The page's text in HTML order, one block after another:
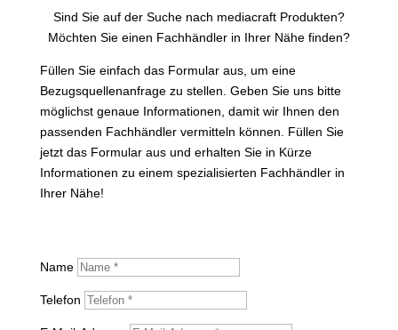
Sind Sie auf der Suche nach mediacraft Produkten?
Möchten Sie einen Fachhändler in Ihrer Nähe finden?
Füllen Sie einfach das Formular aus, um eine
Bezugsquellenanfrage zu stellen. Geben Sie uns bitte
möglichst genaue Informationen, damit wir Ihnen den
passenden Fachhändler vermitteln können. Füllen Sie
jetzt das Formular aus und erhalten Sie in Kürze
Informationen zu einem spezialisierten Fachhändler in
Ihrer Nähe!
Name
Telefon